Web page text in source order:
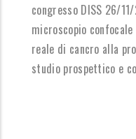
congresso DISS 26/
microscopio
reale di cancro alla
studio prospettico e